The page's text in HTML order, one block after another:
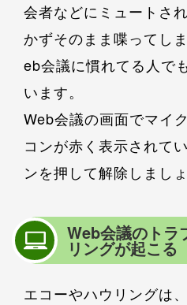
会者などにミュートさ
かずそのまま喋ってし
eb会議に慣れてる人で
います。
Web会議の画面でマイ
コンが赤く表示されて
ンを押して解除しましょ
Web会議のトラ
リングが起こる
エコーやハウリングは